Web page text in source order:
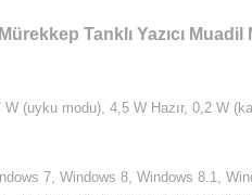
Tanklı Yazıcı Muadil
(uyku modu), 4,5 W Hazır, 0,2 W
7, Windows 8, Windows 8.1,